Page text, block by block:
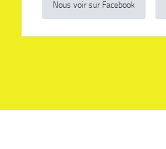
Nous voir sur Facebook